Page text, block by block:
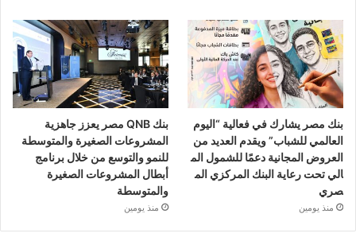
بنك مصر يشارك في فعالية “اليوم
العالمي للشباب” ويقدم العديد من
العروض المجانية دعمًا للشمول الم
الي تحت رعاية البنك المركزي الم
صري
منذ يومين
بنك QNB مصر يعزز جاهزية
المشروعات الصغيرة والمتوسطة
للنمو والتوسع من خلال برنامج
أبطال المشروعات الصغيرة
والمتوسطة
منذ يومين